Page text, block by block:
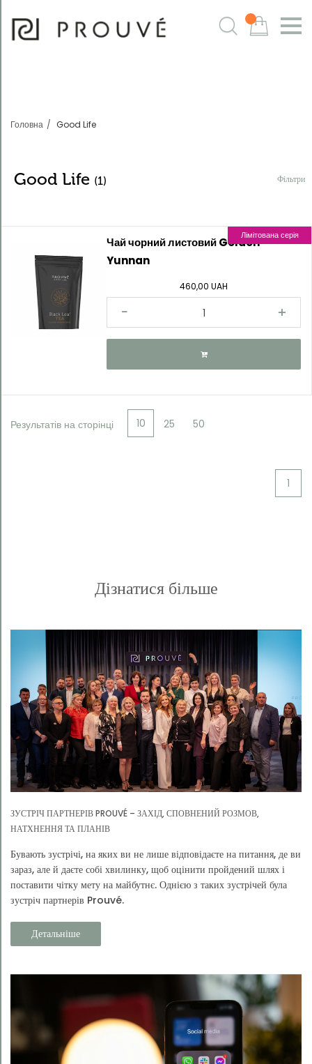
m
Головна Good Life
Good Life (1) Фільтри
Лімітована серія
Чай чорний листовий Golden
Yunnan
460,00 UAH
Результатів на сторінці 10 25 50
1
Фільтри
produktu
malejąco
Good
Дізнатися більше
ЗУСТРІЧ ПАРТНЕРІВ PROUVÉ – ЗАХІД, СПОВНЕНИЙ РОЗМОВ,
НАТХНЕННЯ ТА ПЛАНІВ
Бувають зустрічі, на яких ви не лише відповідаєте на питання, де ви
зараз, але й даєте собі хвилинку, щоб оцінити пройдений шлях і
поставити чітку мету на майбутнє. Однією з таких зустрічей була
зустріч партнерів Prouvé.
Детальніше